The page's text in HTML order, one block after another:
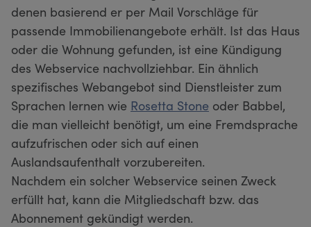
denen basierend er per Mail Vorschläge für
passende Immobilienangebote erhält. Ist das Haus
oder die Wohnung gefunden, ist eine Kündigung
des Webservice nachvollziehbar. Ein ähnlich
spezifisches Webangebot sind Dienstleister zum
Sprachen lernen wie Rosetta Stone oder Babbel,
die man vielleicht benötigt, um eine Fremdsprache
aufzufrischen oder sich auf einen
Auslandsaufenthalt vorzubereiten.
Nachdem ein solcher Webservice seinen Zweck
erfüllt hat, kann die Mitgliedschaft bzw. das
Abonnement gekündigt werden.